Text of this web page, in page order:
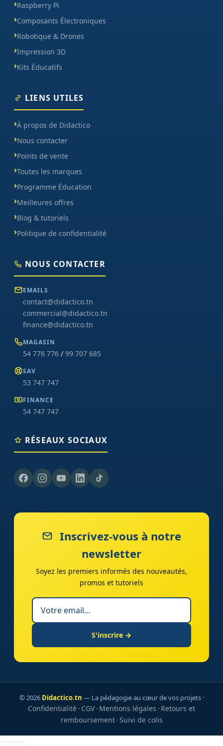
Raspberry Pi
Composants Électroniques
Robotique & Drones
Impression 3D
Kits Éducatifs
LIENS UTILES
À propos de Didactico
Nous contacter
Points de vente
Toutes les marques
Programme Éducation
Meilleures offres
Blog & tutoriels
Politique de confidentialité
NOUS CONTACTER
EMAILS
contact@didactico.tn
commercial@didactico.tn
finance@didactico.tn
MAGASIN
54 776 776 / 99 707 685
SAV
53 747 747
FINANCE
54 747 747
RÉSEAUX SOCIAUX
Inscrivez-vous à notre
newsletter
Soyez les premiers informés des nouveautés,
promos et tutoriels
S'inscrire →
© 2026 Didactico.tn — La pédagogie au cœur de vos projets ·
Confidentialité · CGV· Mentions légales · Retours et
remboursement·Suivi de colis